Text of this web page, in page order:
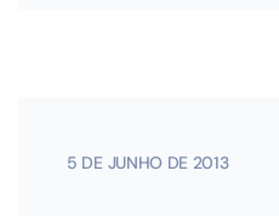
5 DE JUNHO DE 2013